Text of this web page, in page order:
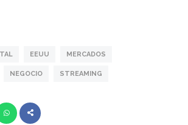
EEUU MERCADOS
NEGOCIO STREAMING